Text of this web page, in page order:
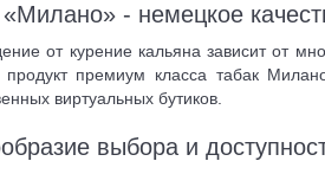
- немецкое
от курение кальяна зависит от
продукт премиум класса табак
виртуальных бутиков.
выбора и